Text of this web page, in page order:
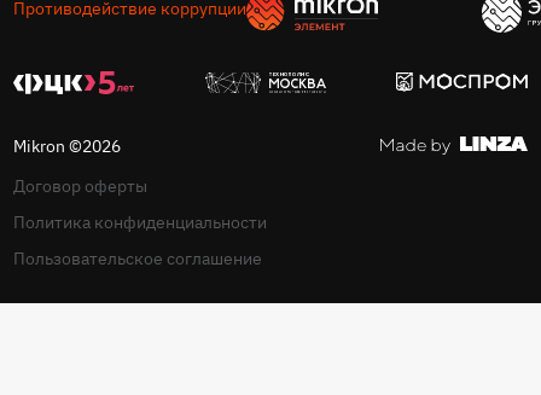
Противодействие коррупции
Mikron ©2026
Договор оферты
Политика конфиденциальности
Пользовательское соглашение